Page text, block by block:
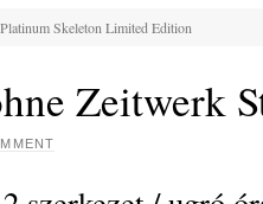
Skeleton Limited Edition
Zeitwerk